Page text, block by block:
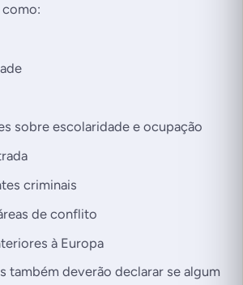
sobre escolaridade e ocupação
criminais
de conflito
à Europa
também deverão declarar se algum